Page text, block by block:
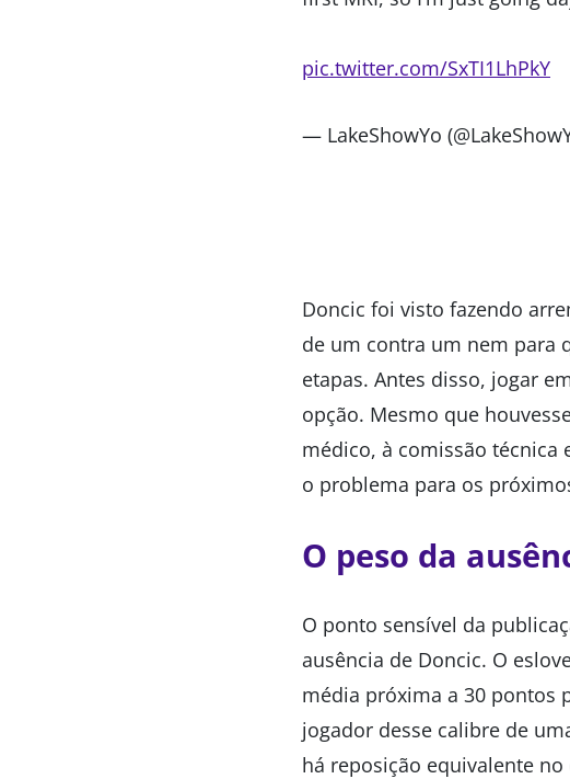
pic.twitter.com/SxTI1LhPkY
— LakeShowYo
Doncic foi visto fazendo
de um contra um nem para
etapas. Antes disso, jogar
opção. Mesmo que
médico, à comissão técnica
o problema para os
O peso da
O ponto sensível da
ausência de Doncic. O
média próxima a 30 pontos
jogador desse calibre de
há reposição equivalente no